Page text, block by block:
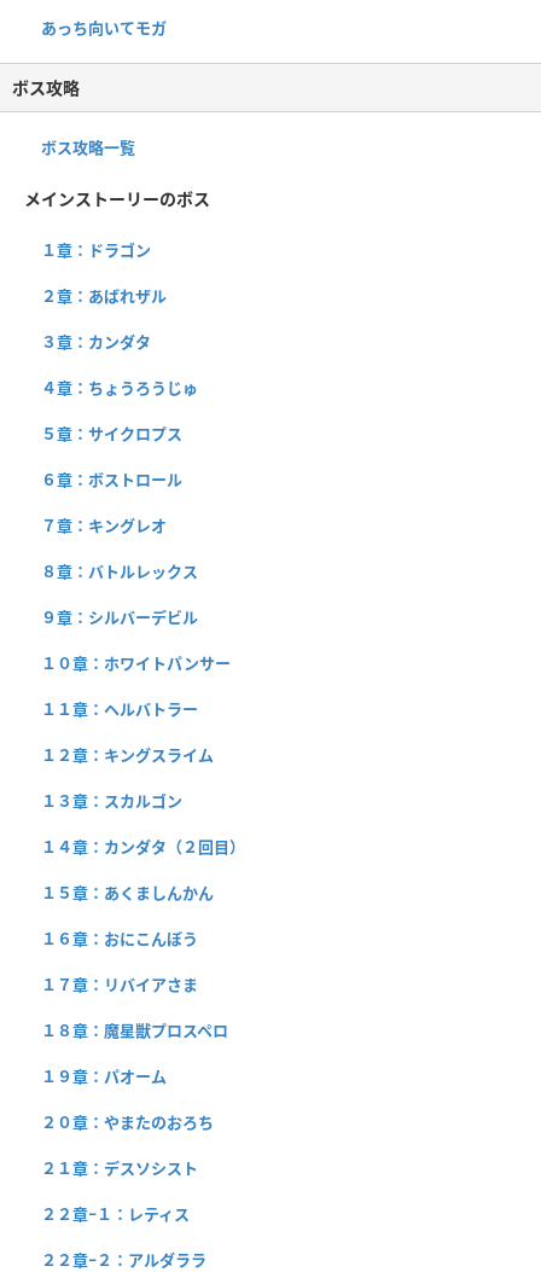
あっち向いてモガ
ボス攻略
ボス攻略一覧
メインストーリーのボス
１章：ドラゴン
２章：あばれザル
３章：カンダタ
４章：ちょうろうじゅ
５章：サイクロプス
６章：ボストロール
７章：キングレオ
８章：バトルレックス
９章：シルバーデビル
１０章：ホワイトパンサー
１１章：ヘルバトラー
１２章：キングスライム
１３章：スカルゴン
１４章：カンダタ（２回目）
１５章：あくましんかん
１６章：おにこんぼう
１７章：リバイアさま
１８章：魔星獣プロスペロ
１９章：パオーム
２０章：やまたのおろち
２１章：デスソシスト
２２章−１：レティス
２２章−２：アルダララ